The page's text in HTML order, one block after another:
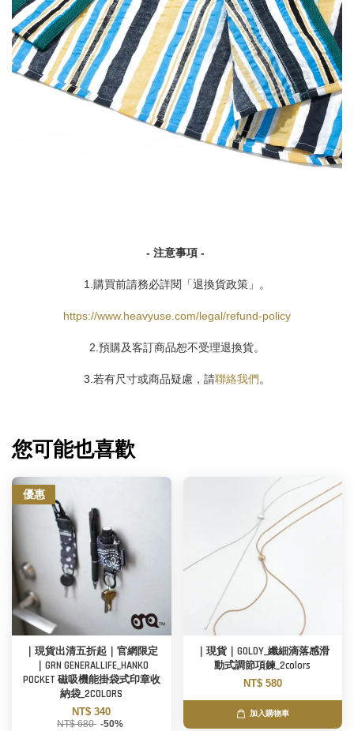
- 注意事項 -
1.購買前請務必詳閱「退換貨政策」。
https://www.heavyuse.com/legal/refund-policy
2.預購及客訂商品恕不受理退換貨。
3.若有尺寸或商品疑慮，請聯絡我們。
您可能也喜歡
優惠
｜現貨出清五折起｜官網限定
｜GRN GENERALLIFE_HANKO
POCKET 磁吸機能掛袋式印章收
納袋_2COLORS
NT$ 340
NT$ 680 -50%
｜現貨｜GOLDY_纖細滴落感滑
動式調節項鍊_2colors
NT$ 580
加入購物車